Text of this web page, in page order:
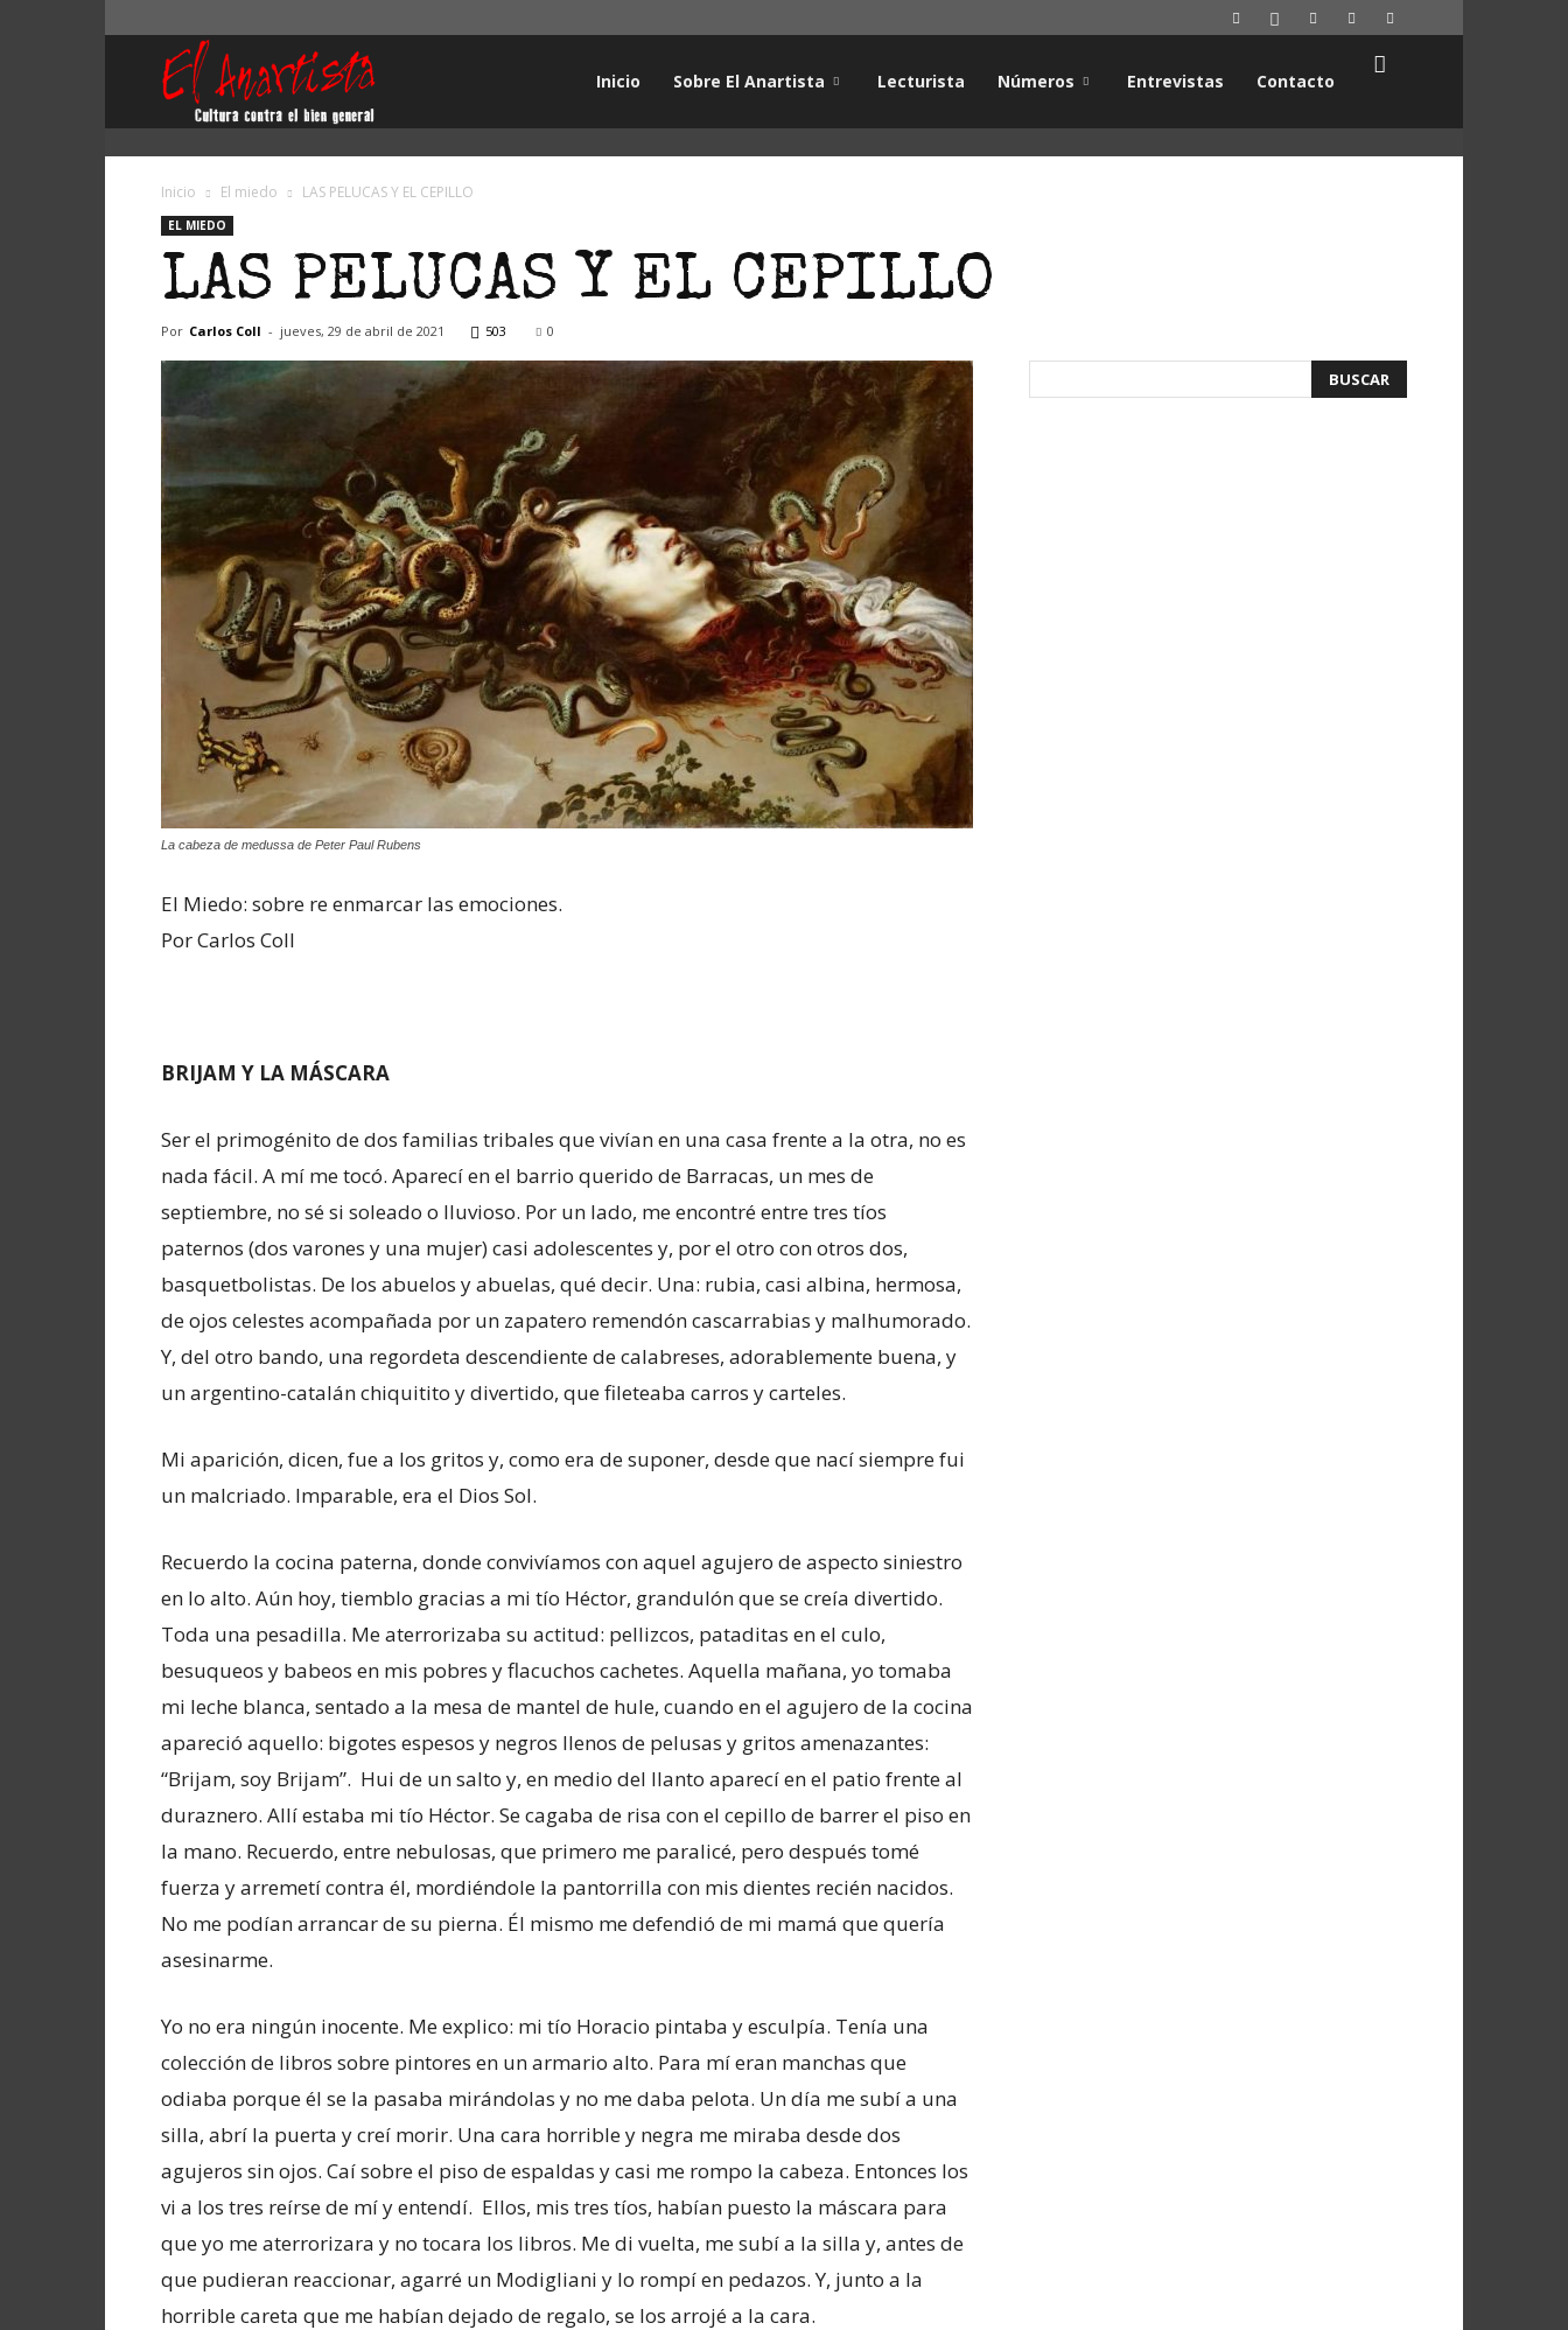
Inicio Sobre El Anartista Lecturista Números Entrevistas Contacto
Inicio El miedo LAS PELUCAS Y EL CEPILLO
EL MIEDO
LAS PELUCAS Y EL CEPILLO
Por Carlos Coll - jueves, 29 de abril de 2021 503 0
La cabeza de medussa de Peter Paul Rubens
El Miedo: sobre re enmarcar las emociones.
Por Carlos Coll
BRIJAM Y LA MÁSCARA
Ser el primogénito de dos familias tribales que vivían en una casa frente a la otra, no es
nada fácil. A mí me tocó. Aparecí en el barrio querido de Barracas, un mes de
septiembre, no sé si soleado o lluvioso. Por un lado, me encontré entre tres tíos
paternos (dos varones y una mujer) casi adolescentes y, por el otro con otros dos,
basquetbolistas. De los abuelos y abuelas, qué decir. Una: rubia, casi albina, hermosa,
de ojos celestes acompañada por un zapatero remendón cascarrabias y malhumorado.
Y, del otro bando, una regordeta descendiente de calabreses, adorablemente buena, y
un argentino-catalán chiquitito y divertido, que fileteaba carros y carteles.
Mi aparición, dicen, fue a los gritos y, como era de suponer, desde que nací siempre fui
un malcriado. Imparable, era el Dios Sol.
Recuerdo la cocina paterna, donde convivíamos con aquel agujero de aspecto siniestro
en lo alto. Aún hoy, tiemblo gracias a mi tío Héctor, grandulón que se creía divertido.
Toda una pesadilla. Me aterrorizaba su actitud: pellizcos, pataditas en el culo,
besuqueos y babeos en mis pobres y flacuchos cachetes. Aquella mañana, yo tomaba
mi leche blanca, sentado a la mesa de mantel de hule, cuando en el agujero de la cocina
apareció aquello: bigotes espesos y negros llenos de pelusas y gritos amenazantes:
“Brijam, soy Brijam”. Hui de un salto y, en medio del llanto aparecí en el patio frente al
duraznero. Allí estaba mi tío Héctor. Se cagaba de risa con el cepillo de barrer el piso en
la mano. Recuerdo, entre nebulosas, que primero me paralicé, pero después tomé
fuerza y arremetí contra él, mordiéndole la pantorrilla con mis dientes recién nacidos.
No me podían arrancar de su pierna. Él mismo me defendió de mi mamá que quería
asesinarme.
Yo no era ningún inocente. Me explico: mi tío Horacio pintaba y esculpía. Tenía una
colección de libros sobre pintores en un armario alto. Para mí eran manchas que
odiaba porque él se la pasaba mirándolas y no me daba pelota. Un día me subí a una
silla, abrí la puerta y creí morir. Una cara horrible y negra me miraba desde dos
agujeros sin ojos. Caí sobre el piso de espaldas y casi me rompo la cabeza. Entonces los
vi a los tres reírse de mí y entendí. Ellos, mis tres tíos, habían puesto la máscara para
que yo me aterrorizara y no tocara los libros. Me di vuelta, me subí a la silla y, antes de
que pudieran reaccionar, agarré un Modigliani y lo rompí en pedazos. Y, junto a la
horrible careta que me habían dejado de regalo, se los arrojé a la cara.